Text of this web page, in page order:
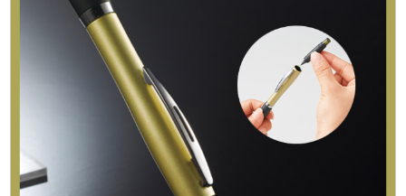
～20,000円 ～30,000円
～50,000円 50,001円～